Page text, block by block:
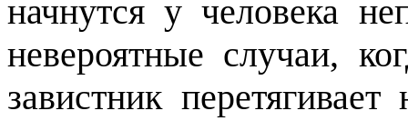
начнутся у человека
невероятные случаи,
завистник